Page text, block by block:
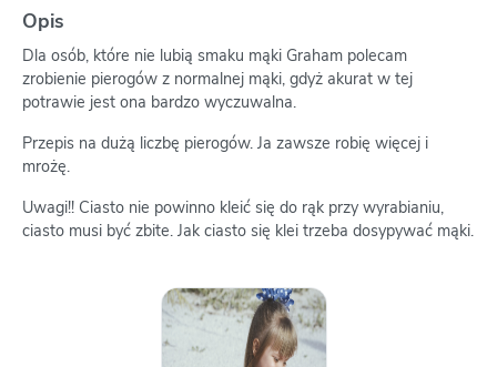
Opis
Dla osób, które nie lubią smaku mąki Graham polecam
zrobienie pierogów z normalnej mąki, gdyż akurat w tej
potrawie jest ona bardzo wyczuwalna.
Przepis na dużą liczbę pierogów. Ja zawsze robię więcej i
mrożę.
Uwagi!! Ciasto nie powinno kleić się do rąk przy wyrabianiu,
ciasto musi być zbite. Jak ciasto się klei trzeba dosypywać mąki.